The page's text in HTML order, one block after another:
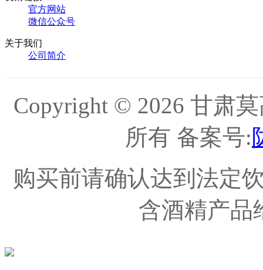
官方网站
微信公众号
关于我们
公司简介
Copyright © 2026 甘肃
所有 备案号:
购买前请确认达到法定
含酒精产品